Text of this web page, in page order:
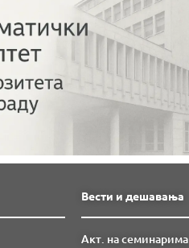
Вести и дешавања
Акт. на семинарима